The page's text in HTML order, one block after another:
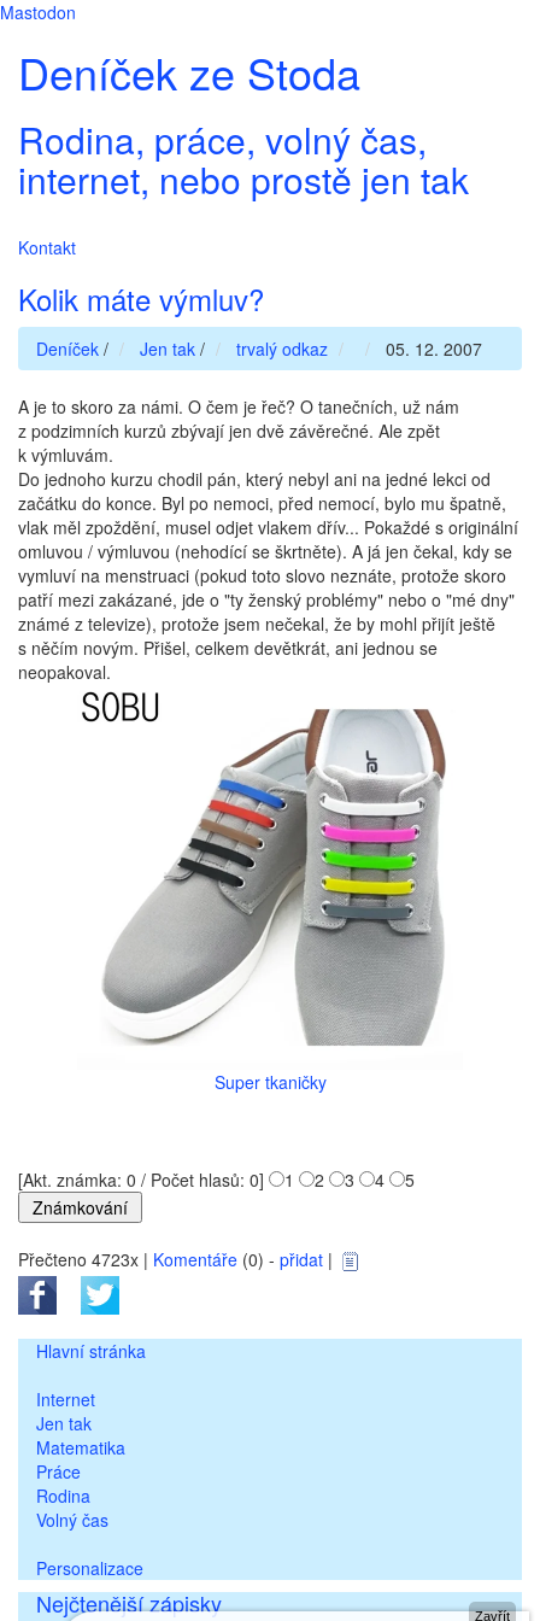
Mastodon
Deníček ze Stoda
Rodina, práce, volný čas,
internet, nebo prostě jen tak
Kontakt
Kolik máte výmluv?
Deníček / Jen tak / trvalý odkaz 05. 12. 2007
A je to skoro za námi. O čem je řeč? O tanečních, už nám
z podzimních kurzů zbývají jen dvě závěrečné. Ale zpět
k výmluvám.
Do jednoho kurzu chodil pán, který nebyl ani na jedné lekci od
začátku do konce. Byl po nemoci, před nemocí, bylo mu špatně,
vlak měl zpoždění, musel odjet vlakem dřív... Pokaždé s originální
omluvou / výmluvou (nehodící se škrtněte). A já jen čekal, kdy se
vymluví na menstruaci (pokud toto slovo neznáte, protože skoro
patří mezi zakázané, jde o "ty ženský problémy" nebo o "mé dny"
známé z televize), protože jsem nečekal, že by mohl přijít ještě
s něčím novým. Přišel, celkem devětkrát, ani jednou se
neopakoval.
Super tkaničky
[Akt. známka: 0 / Počet hlasů: 0] 1 2 3 4 5
Přečteno 4723x | Komentáře (0) - přidat |
Hlavní stránka
Internet
Jen tak
Matematika
Práce
Rodina
Volný čas
Personalizace
Nejčtenější zápisky Zavřít